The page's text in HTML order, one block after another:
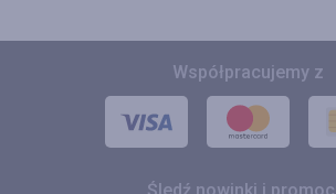
Współpracujemy z